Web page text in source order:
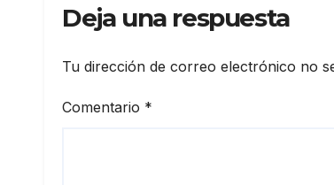
Deja una respuesta
Tu dirección de correo electrónico no
Comentario *